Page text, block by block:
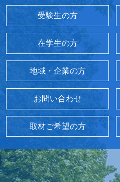
受験生の方
在学生の方
地域・企業の方
お問い合わせ
取材ご希望の方